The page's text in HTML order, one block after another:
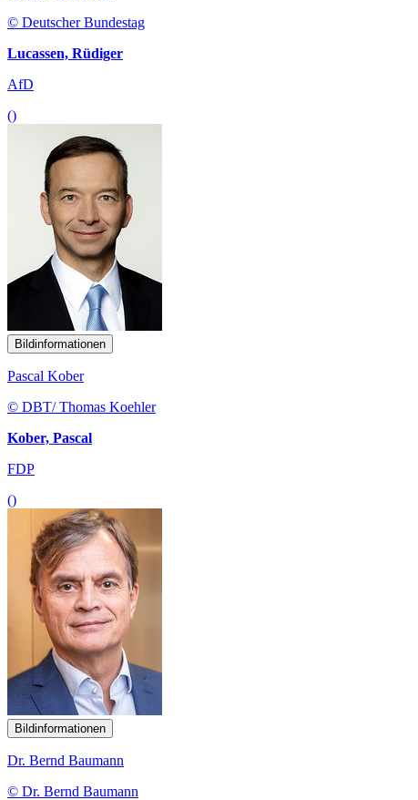
© Deutscher Bundestag
Lucassen, Rüdiger
AfD
()
Bildinformationen
Pascal Kober
© DBT/ Thomas Koehler
Kober, Pascal
FDP
()
Bildinformationen
Dr. Bernd Baumann
© Dr. Bernd Baumann